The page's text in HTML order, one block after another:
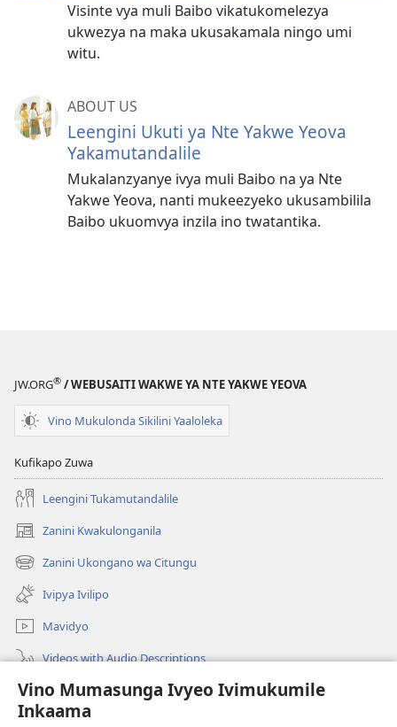
Vino Mumasunga Ivyeo Ivimukumile
Inkaama
Visinte vya muli Baibo vikatukomelezya
ukwezya na maka ukusakamala ningo umi
witu.
ABOUT US
Leengini Ukuti ya Nte Yakwe Yeova
Yakamutandalile
Mukalanzyanye ivya muli Baibo na ya Nte
Yakwe Yeova, nanti mukeezyeko ukusambilila
Baibo ukuomvya inzila ino twatantika.
JW.ORG® / WEBUSAITI WAKWE YA NTE YAKWE YEOVA
Vino Mukulonda Sikilini Yaaloleka
Kufikapo Zuwa
Leengini Tukamutandalile
Zanini Kwakulonganila
(opens
new
window)
Zanini Ukongano wa Citungu
(opens
new
window)
Ivipya Ivilipo
Mavidyo
Videos with Audio Descriptions
Londini